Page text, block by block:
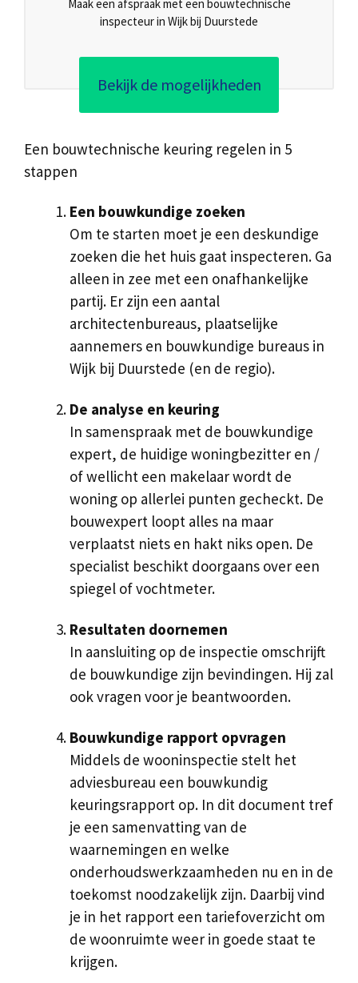
Maak een afspraak met een bouwtechnische
inspecteur in Wijk bij Duurstede
Bekijk de mogelijkheden
Een bouwtechnische keuring regelen in 5
stappen
Een bouwkundige zoeken
Om te starten moet je een deskundige
zoeken die het huis gaat inspecteren. Ga
alleen in zee met een onafhankelijke
partij. Er zijn een aantal
architectenbureaus, plaatselijke
aannemers en bouwkundige bureaus in
Wijk bij Duurstede (en de regio).
De analyse en keuring
In samenspraak met de bouwkundige
expert, de huidige woningbezitter en /
of wellicht een makelaar wordt de
woning op allerlei punten gecheckt. De
bouwexpert loopt alles na maar
verplaatst niets en hakt niks open. De
specialist beschikt doorgaans over een
spiegel of vochtmeter.
Resultaten doornemen
In aansluiting op de inspectie omschrijft
de bouwkundige zijn bevindingen. Hij zal
ook vragen voor je beantwoorden.
Bouwkundige rapport opvragen
Middels de wooninspectie stelt het
adviesbureau een bouwkundig
keuringsrapport op. In dit document tref
je een samenvatting van de
waarnemingen en welke
onderhoudswerkzaamheden nu en in de
toekomst noodzakelijk zijn. Daarbij vind
je in het rapport een tariefoverzicht om
de woonruimte weer in goede staat te
krijgen.